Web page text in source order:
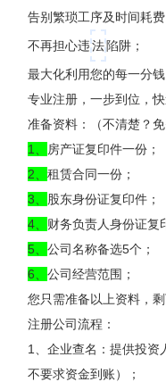
告别繁琐工序及时间耗费
不再担心违法陷阱；
最大化利用您的每一分钱
专业注册，一步到位，
准备资料：（不清楚？
1、
房产证复印件一份；
2、 租赁合同一份；
3、
股东身份证复印件；
4、 财务负责人身份证复
5、 公司名称备选5个；
6、 公司经营范围；
您只需准备以上资料，
注册公司流程：
1、企业查名：提供投资
不要求资金到账）；